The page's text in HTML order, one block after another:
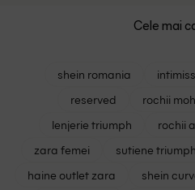
Cele mai
shein romania
reserved
rochii
lenjerie triumph
rochii
zara femei
sutiene triumph
haine outlet zara
shein